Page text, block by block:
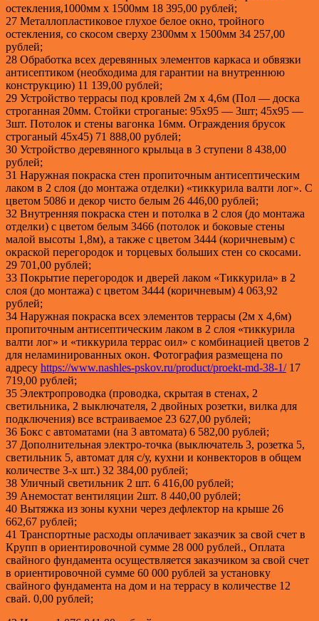
остекления,1000мм х 1500мм 18 395,00 рублей;
27 Металлопластиковое глухое белое окно, тройного
остекления, со скосом сверху 2300мм х 1500мм 34 257,00
рублей;
28 Обработка всех деревянных элементов каркаса и обвязки
антисептиком (необходима для гарантии на внутреннюю
конструкцию) 11 139,00 рублей;
29 Устройство террасы под кровлей 2м х 4,6м (Пол — доска
строганная 20мм. Стойки строганые: 95х95 — 3шт; 45х95 —
3шт. Потолок и стены вагонка 16мм. Ограждения брусок
строганый 45х45) 71 888,00 рублей;
30 Устройство деревянного крыльца в 3 ступени 8 438,00
рублей;
31 Наружная покраска стен пропиточным антисептическим
лаком в 2 слоя (до монтажа отделки) «тиккурила валти лог». С
цветом 5086 и декор чисто белым 26 446,00 рублей;
32 Внутренняя покраска стен и потолка в 2 слоя (до монтажа
отделки) с цветом белым 3466 (потолок и боковые стены
малой высоты 1,8м), а также с цветом 3444 (коричневым) с
окраской перегородок и торцевых больших стен со скосами.
29 701,00 рублей;
33 Покрытие перегородок и дверей лаком «Тиккурила» в 2
слоя (до монтажа) с цветом 3444 (коричневым) 4 063,92
рублей;
34 Наружная покраска всех элементов террасы (2м х 4,6м)
пропиточным антисептическим лаком в 2 слоя «тиккурила
валти лог» и «тиккурила террас оил» с комбинацией цветов 2
для неламинированных окон. Фотография размещена по
адресу https://www.nashles-pskov.ru/product/proekt-md-38-1/17
719,00 рублей;
35 Электропроводка (проводка, скрытая в стенах, 2
светильника, 2 выключателя, 2 двойных розетки, вилка для
подключения) все встраиваемое 23 627,00 рублей;
36 Бокс с автоматами (на 3 автомата) 6 582,00 рублей;
37 Дополнительная электро-точка (выключатель 3, розетка 5,
светильник 5, автомат для с/у, кухни и конвекторов в общем
количестве 3-х шт.) 32 384,00 рублей;
38 Уличный светильник 2 шт. 6 416,00 рублей;
39 Анемостат вентиляции 2шт. 8 440,00 рублей;
40 Вытяжка из зоны кухни через дефлектор на крыше 26
662,67 рублей;
41 Транспортные расходы оплачивает заказчик за свой счет в
Крупп в ориентировочной сумме 28 000 рублей., Оплата
свайного фундамента осуществляется заказчиком за свой счет
в ориентировочной сумме 60 000 рублей за установку
свайного фундамента на дом и на террасу в количестве 12
свай. 0,00 рублей;